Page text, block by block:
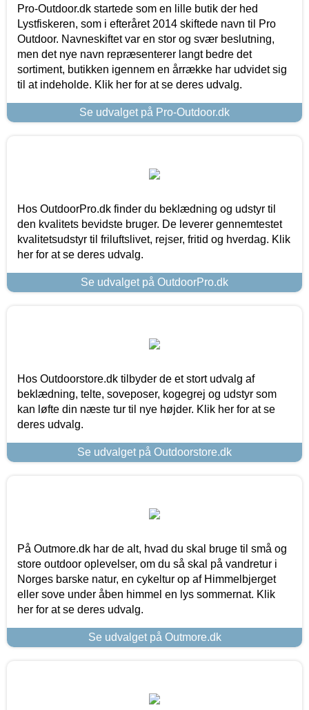
Pro-Outdoor.dk startede som en lille butik der hed
Lystfiskeren, som i efteråret 2014 skiftede navn til Pro
Outdoor. Navneskiftet var en stor og svær beslutning,
men det nye navn repræsenterer langt bedre det
sortiment, butikken igennem en årrække har udvidet sig
til at indeholde. Klik her for at se deres udvalg.
Se udvalget på Pro-Outdoor.dk
Hos OutdoorPro.dk finder du beklædning og udstyr til
den kvalitets bevidste bruger. De leverer gennemtestet
kvalitetsudstyr til friluftslivet, rejser, fritid og hverdag. Klik
her for at se deres udvalg.
Se udvalget på OutdoorPro.dk
Hos Outdoorstore.dk tilbyder de et stort udvalg af
beklædning, telte, soveposer, kogegrej og udstyr som
kan løfte din næste tur til nye højder. Klik her for at se
deres udvalg.
Se udvalget på Outdoorstore.dk
På Outmore.dk har de alt, hvad du skal bruge til små og
store outdoor oplevelser, om du så skal på vandretur i
Norges barske natur, en cykeltur op af Himmelbjerget
eller sove under åben himmel en lys sommernat. Klik
her for at se deres udvalg.
Se udvalget på Outmore.dk